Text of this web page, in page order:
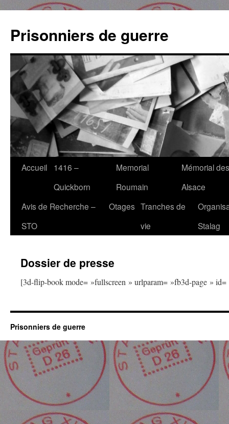
contenu
Prisonniers de guerre
Accueil
1416 –
Quickborn
Memorial
Roumain
Mémorial
Alsace
Avis de Recherche –
STO
Otages Tranches de
vie
Stalag
Dossier de presse
[3d-flip-book mode= »fullscreen » urlparam= »fb3d-page »
Prisonniers de guerre